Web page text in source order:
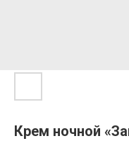
Крем ночной